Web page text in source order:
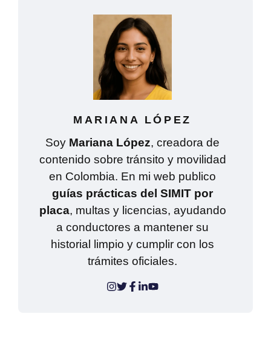
MARIANA LÓPEZ
Soy Mariana López, creadora de
contenido sobre tránsito y movilidad
en Colombia. En mi web publico
guías prácticas del SIMIT por
placa, multas y licencias, ayudando
a conductores a mantener su
historial limpio y cumplir con los
trámites oficiales.